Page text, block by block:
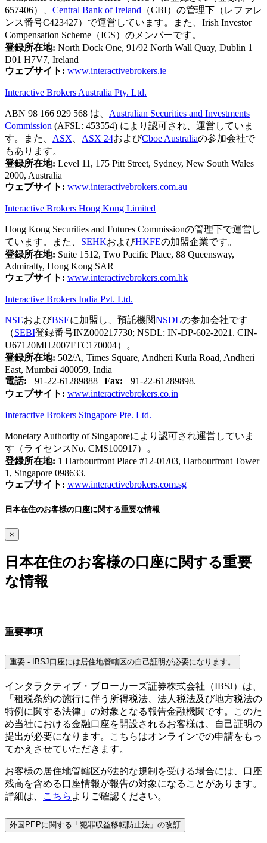
657406）、 Central Bank of Ireland （CBI）の管理下（レファレ
ンス番号C423427）で運営しています。また、Irish Investor
Compensation Scheme（ICS）のメンバーです。
登録所在地: North Dock One, 91/92 North Wall Quay, Dublin 1
D01 H7V7, Ireland
ウェブサイト: www.interactivebrokers.ie
Interactive Brokers Australia Pty. Ltd.
ABN 98 166 929 568 は、 Australian Securities and Investments
Commission (AFSL: 453554) により認可され、運営していま
す。また、 ASX ASX 24およびCboe Australiaの参加会社で
もあります。
登録所在地: Level 11, 175 Pitt Street, Sydney, New South Wales
2000, Australia
ウェブサイト: www.interactivebrokers.com.au
Interactive Brokers Hong Kong Limited
Hong Kong Securities and Futures Commissionの管理下で運営し
ています。また、 SEHKおよびHKFEの加盟企業です。
登録所在地: Suite 1512, Two Pacific Place, 88 Queensway,
Admiralty, Hong Kong SAR
ウェブサイト: www.interactivebrokers.com.hk
Interactive Brokers India Pvt. Ltd.
NSEおよびBSEに加盟し、預託機関NSDLの参加会社です
（SEBI登録番号INZ000217730; NSDL: IN-DP-602-2021. CIN-
U67120MH2007FTC170004）。
登録所在地: 502/A, Times Square, Andheri Kurla Road, Andheri
East, Mumbai 400059, India
電話: +91-22-61289888 | Fax: +91-22-61289898.
ウェブサイト: www.interactivebrokers.co.in
Interactive Brokers Singapore Pte. Ltd.
Monetary Authority of Singaporeにより認可され運営していま
す（ライセンスNo. CMS100917）。
登録所在地: 1 Harbourfront Place #12-01/03, Harbourfront Tower
1, Singapore 098633.
ウェブサイト: www.interactivebrokers.com.sg
日本在住のお客様の口座に関する重要な情報
×
日本在住のお客様の口座に関する重要
な情報
重要事項
重要 - IBSJ口座には居住地管轄区の自己証明が必要になります。
インタラクティブ・ブローカーズ証券株式会社（IBSJ）は、
「租税条約の施行に伴う所得税法、法人税法及び地方税法の
特例に関する法律」の対象となる報告金融機関です。このた
め当社における金融口座を開設されるお客様は、自己証明の
提出が必要になります。こちらはオンラインでの申請をもっ
てかえさせていただきます。
お客様の居住地管轄区が法的な規制を受ける場合には、口座
残高を含める口座情報が報告の対象になることがあります。
詳細は、
こちら よりご確認ください。
外国PEPに関する「犯罪収益移転防止法」の改訂